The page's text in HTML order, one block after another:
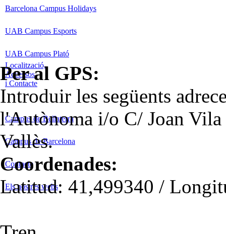
Barcelona Campus Holidays
UAB Campus Esports
UAB Campus Plató
Localització,
Accessos
i Contacte
Campus de Bellaterra
Campus de Barcelona
Contacte
Els nostres webs
Per al GPS:
Introduir les següents
l'Autònoma i/o C/ Joan Vila
Vallès.
Coordenades:
Latitud: 41,499340 /